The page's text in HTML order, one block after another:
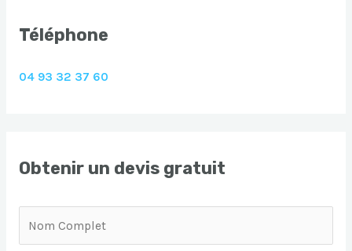
Téléphone
04 93 32 37 60
Obtenir un devis gratuit